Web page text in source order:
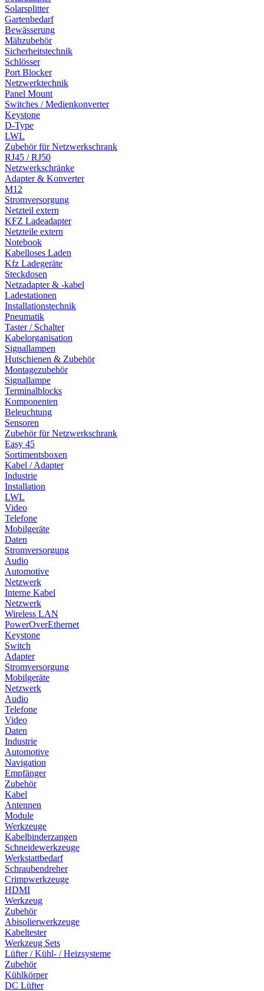
Solarsplitter
Gartenbedarf
Bewässerung
Mähzubehör
Sicherheitstechnik
Schlösser
Port Blocker
Netzwerktechnik
Panel Mount
Switches / Medienkonverter
Keystone
D-Type
LWL
Zubehör für Netzwerkschrank
RJ45 / RJ50
Netzwerkschränke
Adapter & Konverter
M12
Stromversorgung
Netzteil extern
KFZ Ladeadapter
Netzteile extern
Notebook
Kabelloses Laden
Kfz Ladegeräte
Steckdosen
Netzadapter & -kabel
Ladestationen
Installationstechnik
Pneumatik
Taster / Schalter
Kabelorganisation
Signallampen
Hutschienen & Zubehör
Montagezubehör
Signallampe
Terminalblocks
Komponenten
Beleuchtung
Sensoren
Zubehör für Netzwerkschrank
Easy 45
Sortimentsboxen
Kabel / Adapter
Industrie
Installation
LWL
Video
Telefone
Mobilgeräte
Daten
Stromversorgung
Audio
Automotive
Netzwerk
Interne Kabel
Netzwerk
Wireless LAN
PowerOverEthernet
Keystone
Switch
Adapter
Stromversorgung
Mobilgeräte
Netzwerk
Audio
Telefone
Video
Daten
Industrie
Automotive
Navigation
Empfänger
Zubehör
Kabel
Antennen
Module
Werkzeuge
Kabelbinderzangen
Schneidewerkzeuge
Werkstattbedarf
Schraubendreher
Crimpwerkzeuge
HDMI
Werkzeug
Zubehör
Abisolierwerkzeuge
Kabeltester
Werkzeug Sets
Lüfter / Kühl- / Heizsysteme
Zubehör
Kühlkörper
DC Lüfter